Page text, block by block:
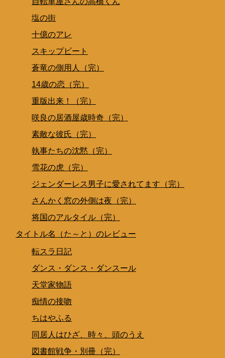
塩の街
十億のアレ
スキップビート
蒼竜の側用人（完）
14歳の恋（完）
重版出来！（完）
咲良の居酒屋歳時奇（完）
素敵な彼氏（完）
執事たちの沈黙（完）
雪花の虎（完）
ジェンダーレス男子に愛されてます（完）
さんかく窓の外側は夜（完）
将国のアルタイル（完）
タイトル名（た～と）のレビュー
転スラ日記
ダンス・ダンス・ダンスール
天堂家物語
痴情の接吻
ちはやふる
同居人はひざ、時々、頭のうえ
図書館戦争・別冊（完）